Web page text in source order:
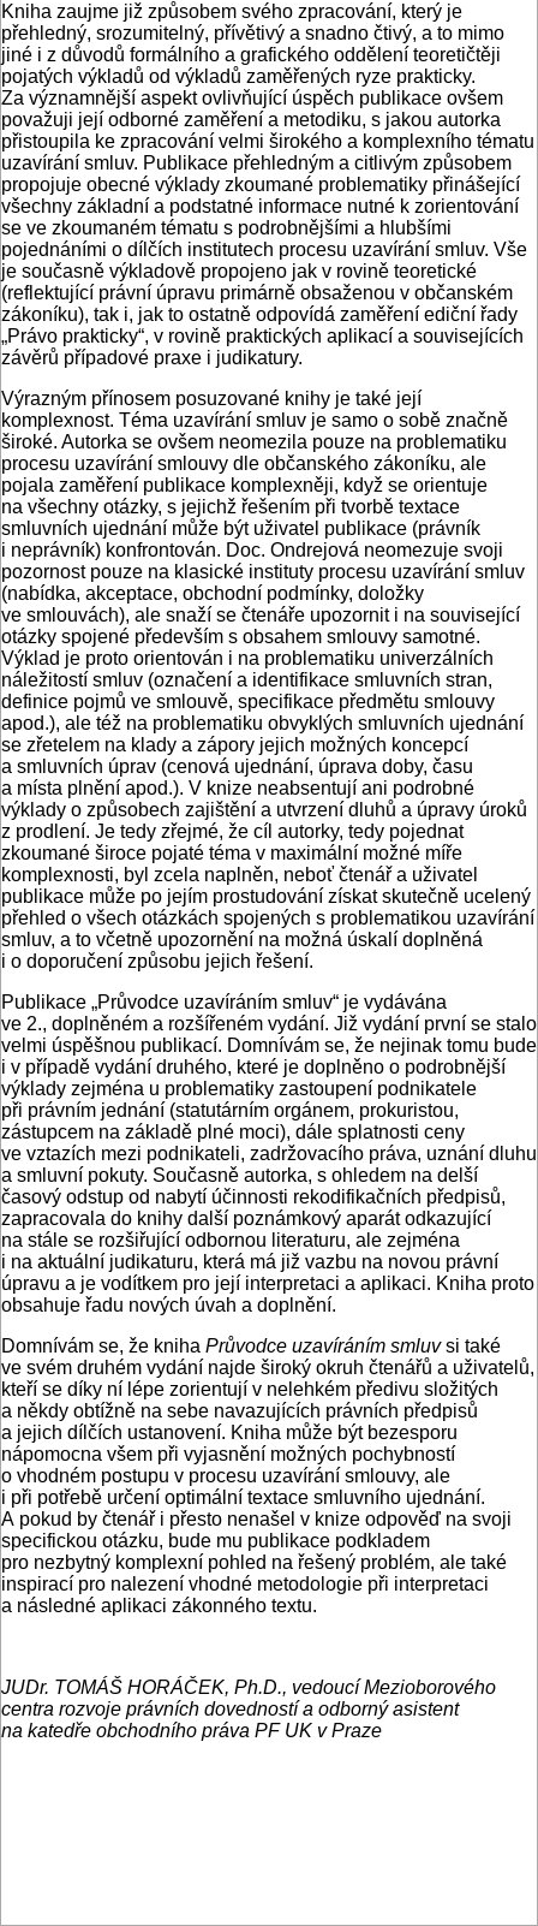
Kniha zaujme již způsobem svého zpracování, který je
přehledný, srozumitelný, přívětivý a snadno čtivý, a to mimo
jiné i z důvodů formálního a grafického oddělení teoretičtěji
pojatých výkladů od výkladů zaměřených ryze prakticky.
Za významnější aspekt ovlivňující úspěch publikace ovšem
považuji její odborné zaměření a metodiku, s jakou autorka
přistoupila ke zpracování velmi širokého a komplexního tématu
uzavírání smluv. Publikace přehledným a citlivým způsobem
propojuje obecné výklady zkoumané problematiky přinášející
všechny základní a podstatné informace nutné k zorientování
se ve zkoumaném tématu s podrobnějšími a hlubšími
pojednáními o dílčích institutech procesu uzavírání smluv. Vše
je současně výkladově propojeno jak v rovině teoretické
(reflektující právní úpravu primárně obsaženou v občanském
zákoníku), tak i, jak to ostatně odpovídá zaměření ediční řady
„Právo prakticky“, v rovině praktických aplikací a souvisejících
závěrů případové praxe i judikatury.
Výrazným přínosem posuzované knihy je také její
komplexnost. Téma uzavírání smluv je samo o sobě značně
široké. Autorka se ovšem neomezila pouze na problematiku
procesu uzavírání smlouvy dle občanského zákoníku, ale
pojala zaměření publikace komplexněji, když se orientuje
na všechny otázky, s jejichž řešením při tvorbě textace
smluvních ujednání může být uživatel publikace (právník
i neprávník) konfrontován. Doc. Ondrejová neomezuje svoji
pozornost pouze na klasické instituty procesu uzavírání smluv
(nabídka, akceptace, obchodní podmínky, doložky
ve smlouvách), ale snaží se čtenáře upozornit i na související
otázky spojené především s obsahem smlouvy samotné.
Výklad je proto orientován i na problematiku univerzálních
náležitostí smluv (označení a identifikace smluvních stran,
definice pojmů ve smlouvě, specifikace předmětu smlouvy
apod.), ale též na problematiku obvyklých smluvních ujednání
se zřetelem na klady a zápory jejich možných koncepcí
a smluvních úprav (cenová ujednání, úprava doby, času
a místa plnění apod.). V knize neabsentují ani podrobné
výklady o způsobech zajištění a utvrzení dluhů a úpravy úroků
z prodlení. Je tedy zřejmé, že cíl autorky, tedy pojednat
zkoumané široce pojaté téma v maximální možné míře
komplexnosti, byl zcela naplněn, neboť čtenář a uživatel
publikace může po jejím prostudování získat skutečně ucelený
přehled o všech otázkách spojených s problematikou uzavírání
smluv, a to včetně upozornění na možná úskalí doplněná
i o doporučení způsobu jejich řešení.
Publikace „Průvodce uzavíráním smluv“ je vydávána
ve 2., doplněném a rozšířeném vydání. Již vydání první se stalo
velmi úspěšnou publikací. Domnívám se, že nejinak tomu bude
i v případě vydání druhého, které je doplněno o podrobnější
výklady zejména u problematiky zastoupení podnikatele
při právním jednání (statutárním orgánem, prokuristou,
zástupcem na základě plné moci), dále splatnosti ceny
ve vztazích mezi podnikateli, zadržovacího práva, uznání dluhu
a smluvní pokuty. Současně autorka, s ohledem na delší
časový odstup od nabytí účinnosti rekodifikačních předpisů,
zapracovala do knihy další poznámkový aparát odkazující
na stále se rozšiřující odbornou literaturu, ale zejména
i na aktuální judikaturu, která má již vazbu na novou právní
úpravu a je vodítkem pro její interpretaci a aplikaci. Kniha proto
obsahuje řadu nových úvah a doplnění.
Domnívám se, že kniha Průvodce uzavíráním smluvsi také
ve svém druhém vydání najde široký okruh čtenářů a uživatelů,
kteří se díky ní lépe zorientují v nelehkém předivu složitých
a někdy obtížně na sebe navazujících právních předpisů
a jejich dílčích ustanovení. Kniha může být bezesporu
nápomocna všem při vyjasnění možných pochybností
o vhodném postupu v procesu uzavírání smlouvy, ale
i při potřebě určení optimální textace smluvního ujednání.
A pokud by čtenář i přesto nenašel v knize odpověď na svoji
specifickou otázku, bude mu publikace podkladem
pro nezbytný komplexní pohled na řešený problém, ale také
inspirací pro nalezení vhodné metodologie při interpretaci
a následné aplikaci zákonného textu.
JUDr. TOMÁŠ HORÁČEK, Ph.D., vedoucí Mezioborového
centra rozvoje právních dovedností a odborný asistent
na katedře obchodního práva PF UK v Praze